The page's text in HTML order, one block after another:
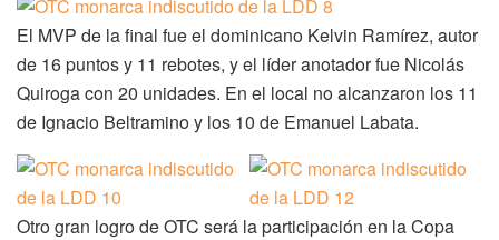
El MVP de la final fue el dominicano Kelvin Ramírez, autor
de 16 puntos y 11 rebotes, y el líder anotador fue Nicolás
Quiroga con 20 unidades. En el local no alcanzaron los 11
de Ignacio Beltramino y los 10 de Emanuel Labata.
Otro gran logro de OTC será la participación en la Copa